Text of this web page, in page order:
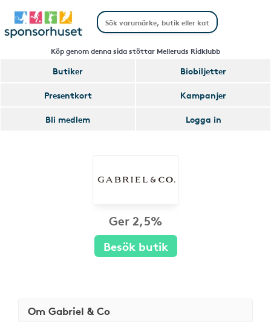
Köp genom denna sida stöttar Melleruds Ridklubb
Butiker
Biobiljetter
Presentkort
Kampanjer
Bli medlem
Logga in
Ger 2,5%
Besök butik
Om Gabriel & Co